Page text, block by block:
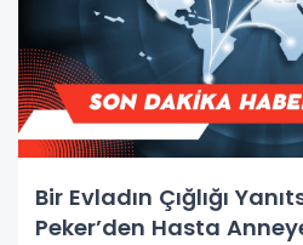
Bir Evladın Çığlığı
Peker’den Hasta